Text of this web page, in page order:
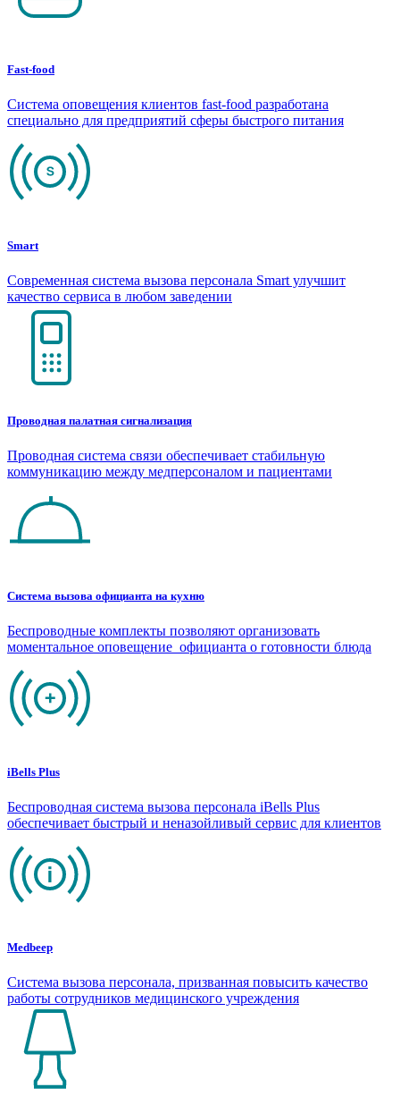
Fast-food
Система оповещения клиентов fast-food разработана
специально для предприятий сферы быстрого питания
Smart
Современная система вызова персонала Smart улучшит
качество сервиса в любом заведении
Проводная палатная сигнализация
Проводная система связи обеспечивает стабильную
коммуникацию между медперсоналом и пациентами
Система вызова официанта на кухню
Беспроводные комплекты позволяют организовать
моментальное оповещение официанта о готовности блюда
iBells Plus
Беспроводная система вызова персонала iBells Plus
обеспечивает быстрый и неназойливый сервис для клиентов
Medbeep
Система вызова персонала, призванная повысить качество
работы сотрудников медицинского учреждения